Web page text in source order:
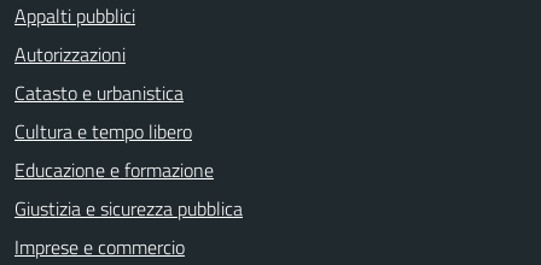
Appalti pubblici
Autorizzazioni
Catasto e urbanistica
Cultura e tempo libero
Educazione e formazione
Giustizia e sicurezza pubblica
Imprese e commercio